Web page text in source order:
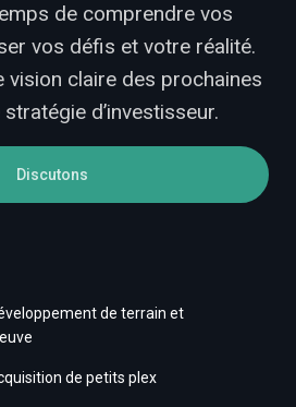
de comprendre vos
vos défis et votre réalité.
vision claire des prochaines
d’investisseur.
Discutons
de terrain et
de petits plex